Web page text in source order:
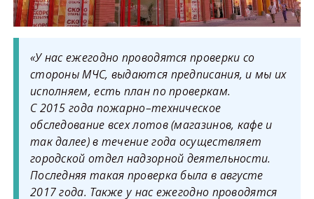
«У нас ежегодно проводятся проверки со
стороны МЧС, выдаются предписания, и мы их
исполняем, есть план по проверкам.
С 2015 года пожарно–техническое
обследование всех лотов (магазинов, кафе и
так далее) в течение года осуществляет
городской отдел надзорной деятельности.
Последняя такая проверка была в августе
2017 года. Также у нас ежегодно проводятся